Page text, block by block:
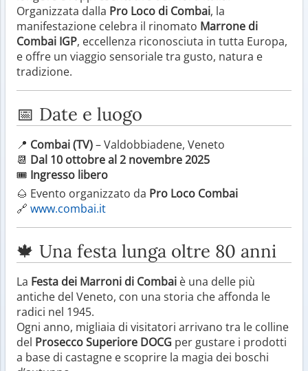
Organizzata dalla Pro Loco di Combai, la
manifestazione celebra il rinomato Marrone di
Combai IGP, eccellenza riconosciuta in tutta Europa,
e offre un viaggio sensoriale tra gusto, natura e
tradizione.
📅 Date e luogo
📍 Combai (TV)– Valdobbiadene, Veneto
📆 Dal 10 ottobre al 2 novembre 2025
🎟 Ingresso libero
🌰 Evento organizzato da Pro Loco Combai
🔗 www.combai.it
🍁 Una festa lunga oltre 80 anni
La Festa dei Marroni di Combai è una delle più
antiche del Veneto, con una storia che affonda le
radici nel 1945.
Ogni anno, migliaia di visitatori arrivano tra le colline
del Prosecco Superiore DOCG per gustare i prodotti
a base di castagne e scoprire la magia dei boschi